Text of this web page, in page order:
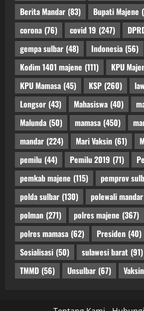
Berita Mandar (83) Bupati Majene
corona (76) covid 19 (247)
gempa sulbar (48) Indonesia (56)
Kodim 1401 majene (111) KPU
KPU Mamasa (45) KSP (260)
Longsor (43) Mahasiswa (40)
Malunda (50) mamasa (450)
mandar (224) Mari Vaksin (61)
pemilu (44) Pemilu 2019 (71)
pemkab majene (115) pemprov
polda sulbar (130) polewali mandar
polman (271) polres majene (367)
polres mamasa (62) Presiden (40)
Sosialisasi (50) sulawesi barat (91)
TMMD (56) Unsulbar (67) Vaksin